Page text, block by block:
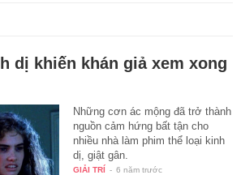
dị khiến khán giả xem xong
Những cơn ác mộng đã trở thành
nguồn cảm hứng bất tận cho
nhiều nhà làm phim thể loại kinh
dị, giật gân.
GIẢI TRÍ - 6 năm trước